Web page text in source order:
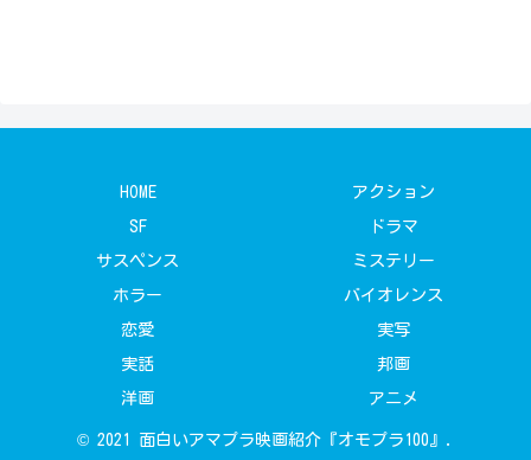
HOME アクション
SF ドラマ
サスペンス ミステリー
ホラー バイオレンス
恋愛 実写
実話 邦画
洋画 アニメ
© 2021 面白いアマプラ映画紹介『オモプラ100』.